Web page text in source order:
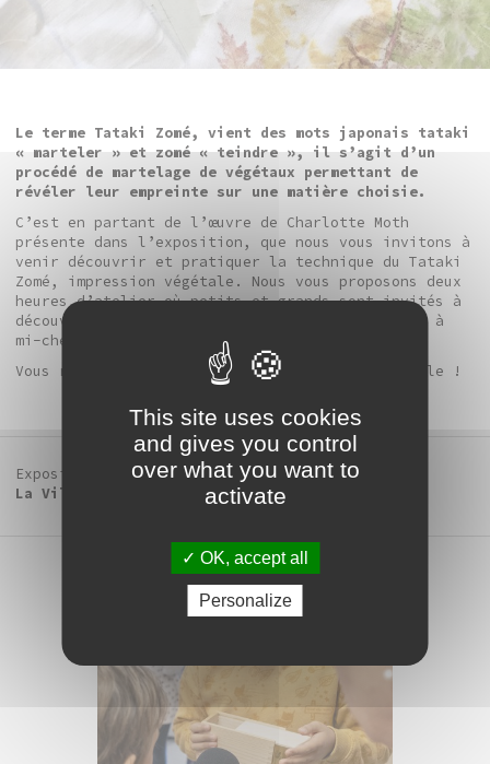
Le terme Tataki Zomé, vient des mots japonais tataki
« marteler » et zomé « teindre », il s’agit d’un
procédé de martelage de végétaux permettant de
révéler leur empreinte sur une matière choisie.
C’est en partant de l’œuvre de Charlotte Moth
présente dans l’exposition, que nous vous invitons à
venir découvrir et pratiquer la technique du Tataki
Zomé, impression végétale. Nous vous proposons deux
heures d’atelier où petits et grands sont invités à
découvrir l’éco-art et une tradition ancestrale à
mi-chemin entre art et artisanat.
Vous repartirez avec votre impression sur textile !
Exposition
La Villa / Frac-Collection
This site uses cookies
and gives you control
over what you want to
activate
OK, accept all
Personalize